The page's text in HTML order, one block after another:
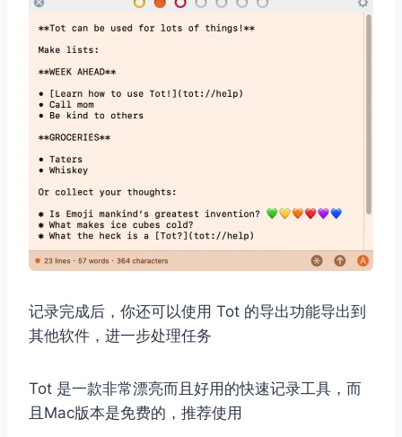
记录完成后，你还可以使用 Tot 的导出功能导出到
其他软件，进一步处理任务
Tot 是一款非常漂亮而且好用的快速记录工具，而
且Mac版本是免费的，推荐使用